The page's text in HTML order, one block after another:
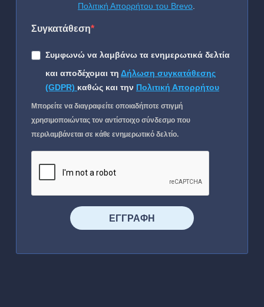
Πολιτική Απορρήτου του Brevo
Συγκατάθεση
Συμφωνώ να λαμβάνω τα ενημερωτικά δελτία
και αποδέχομαι τη Δήλωση συγκατάθεσης
(GDPR) καθώς και την Πολιτική Απορρήτου
Μπορείτε να διαγραφείτε οποιαδήποτε στιγμή
χρησιμοποιώντας τον αντίστοιχο σύνδεσμο που
περιλαμβάνεται σε κάθε ενημερωτικό δελτίο.
⠀⠀⠀⠀ΕΓΓΡΑΦΗ⠀⠀⠀⠀